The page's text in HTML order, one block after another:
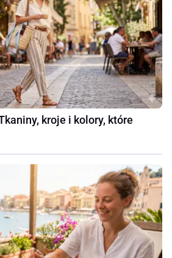
kroje i kolory, które